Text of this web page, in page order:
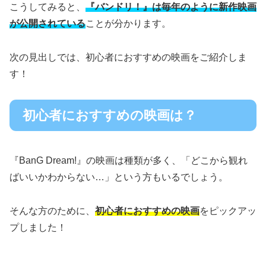
こうしてみると、 『バンドリ！』は毎年のように新作映画
が公開されていることが分かります。
次の見出しでは、初心者におすすめの映画をご紹介しま
す！
初心者におすすめの映画は？
『BanG Dream!』の映画は種類が多く、「どこから観れ
ばいいかわからない…」という方もいるでしょう。
そんな方のために、 初心者におすすめの映画をピックアッ
プしました！